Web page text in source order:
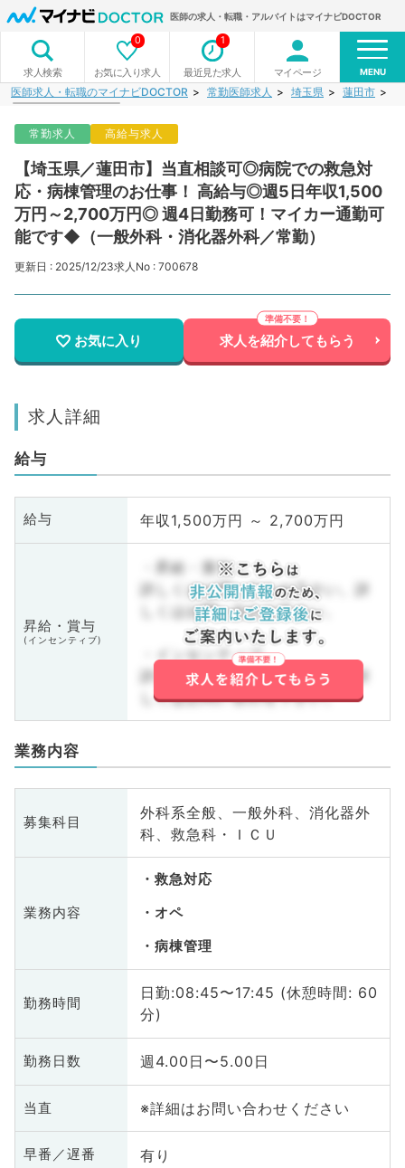
医師の求人・転職・アルバイトはマイナビDOCTOR
求人検索 お気に入り求人
0
最近見た求人
1
マイページ MENU
医師求人・転職のマイナビDOCTOR 常勤医師求人 埼玉県 蓮田市
常勤求人 高給与求人
【埼玉県／蓮田市】当直相談可◎病院での救急対
応・病棟管理のお仕事！ 高給与◎週5日年収1,500
万円～2,700万円◎ 週4日勤務可！マイカー通勤可
能です◆（一般外科・消化器外科／常勤）
更新日 : 2025/12/23求人No : 700678
お気に入り 求人を紹介してもらう
求人詳細
給与
給与 年収1,500万円 ～ 2,700万円
昇給・賞与
(インセンティブ)
・昇給・賞与
詳しくはお問い合わせ下さい。詳
しくはお問い合わせ下さい。
・インセンティブ
詳しくはお問い合わせ下さい。詳
しくはお問い合わせ下さい。
業務内容
募集科目
外科系全般、一般外科、消化器外
科、救急科・ＩＣＵ
業務内容
救急対応
オペ
病棟管理
勤務時間
日勤:08:45〜17:45 (休憩時間: 60
分)
勤務日数 週4.00日〜5.00日
当直 ※詳細はお問い合わせください
早番／遅番 有り